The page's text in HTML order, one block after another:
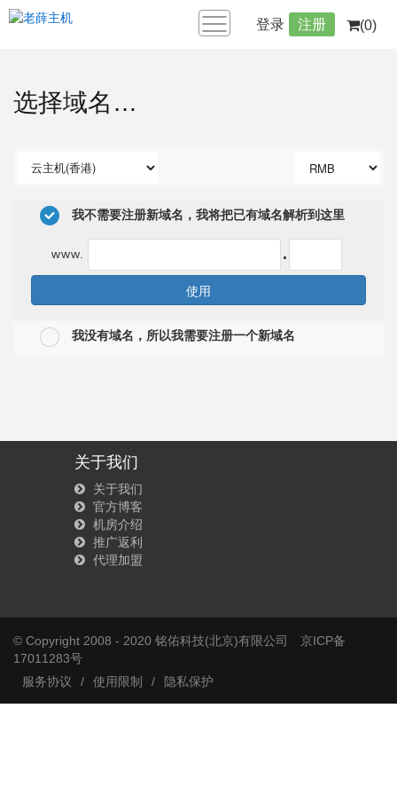
登录 注册 (0)
选择域名…
我不需要注册新域名，我将把已有域名解析到这里
www. .
使用
我没有域名，所以我需要注册一个新域名
关于我们
关于我们
官方博客
机房介绍
推广返利
代理加盟
© Copyright 2008 - 2020 铭佑科技(北京)有限公司
京ICP备
17011283号
服务协议
/ 使用限制 / 隐私保护